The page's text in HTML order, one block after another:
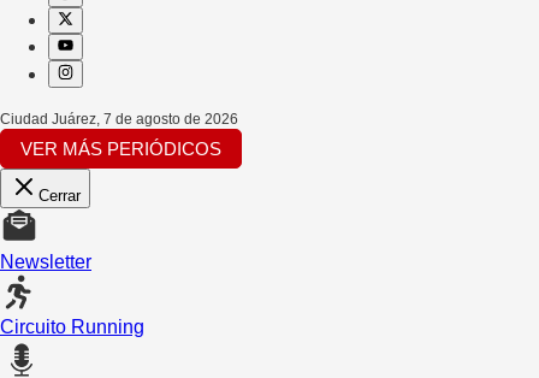
Ciudad Juárez 7 de agosto de 2026
VER MÁS PERIÓDICOS
Cerrar
Newsletter
Circuito Running